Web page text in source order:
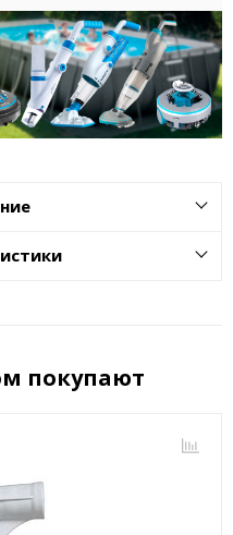
покупают